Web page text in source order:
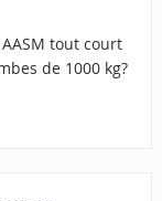
tout court
de 1000 kg?